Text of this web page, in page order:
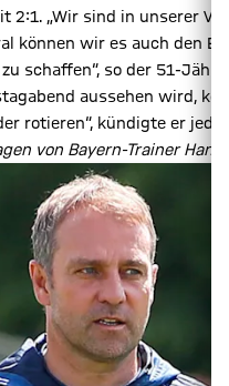
2:1. „Wir sind in unserer
können wir es auch den
schaffen“, so der 51-
aussehen wird,
rotieren“, kündigte er
von Bayern-Trainer